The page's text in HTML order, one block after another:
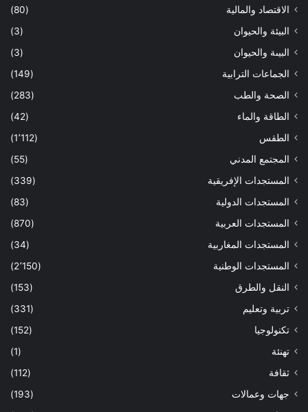
الاقتصاد والمالية
(80)
البيئة والحيوان
(3)
البيىة والحيوان
(3)
الجماعات الترابية
(149)
الصحة والطب
(283)
الطاقة والماء
(42)
الطقس
(1٬112)
المجتمع المدني
(55)
المستجدات الإفريقية
(339)
المستجدات الدولية
(83)
المستجدات العربية
(870)
المستجدات المغاربية
(34)
المستجدات الوطنية
(2٬150)
النقل والطرق
(153)
تربية وتعليم
(331)
تكنولوجيا
(152)
تهنئة
(1)
ثقافة
(112)
جهات وعمالات
(193)